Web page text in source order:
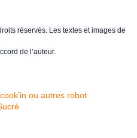
réservés. Les textes et images de
de l’auteur.
ou autres robot